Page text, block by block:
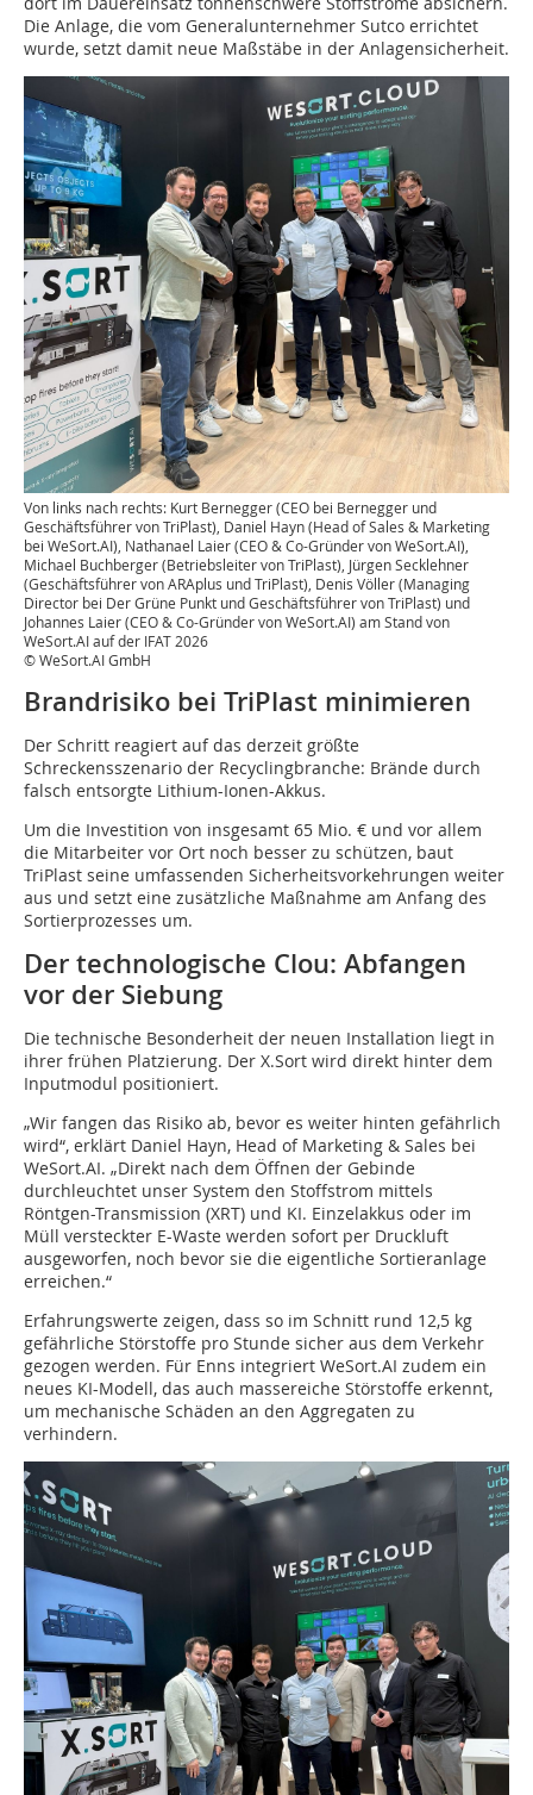
Die Anlage, die vom Generalunternehmer Sutco errichtet
wurde, setzt damit neue Maßstäbe in der Anlagensicherheit.
Von links nach rechts: Kurt Bernegger (CEO bei Bernegger und
Geschäftsführer von TriPlast), Daniel Hayn (Head of Sales & Marketing
bei WeSort.AI), Nathanael Laier (CEO & Co-Gründer von WeSort.AI),
Michael Buchberger (Betriebsleiter von TriPlast), Jürgen Secklehner
(Geschäftsführer von ARAplus und TriPlast), Denis Völler (Managing
Director bei Der Grüne Punkt und Geschäftsführer von TriPlast) und
Johannes Laier (CEO & Co-Gründer von WeSort.AI) am Stand von
WeSort.AI auf der IFAT 2026
© WeSort.AI GmbH
Brandrisiko bei TriPlast minimieren
Der Schritt reagiert auf das derzeit größte
Schreckensszenario der Recyclingbranche: Brände durch
falsch entsorgte Lithium-Ionen-Akkus.
Um die Investition von insgesamt 65 Mio. € und vor allem
die Mitarbeiter vor Ort noch besser zu schützen, baut
TriPlast seine umfassenden Sicherheitsvorkehrungen weiter
aus und setzt eine zusätzliche Maßnahme am Anfang des
Sortierprozesses um.
Der technologische Clou: Abfangen
vor der Siebung
Die technische Besonderheit der neuen Installation liegt in
ihrer frühen Platzierung. Der X.Sort wird direkt hinter dem
Inputmodul positioniert.
„Wir fangen das Risiko ab, bevor es weiter hinten gefährlich
wird“, erklärt Daniel Hayn, Head of Marketing & Sales bei
WeSort.AI. „Direkt nach dem Öffnen der Gebinde
durchleuchtet unser System den Stoffstrom mittels
Röntgen-Transmission (XRT) und KI. Einzelakkus oder im
Müll versteckter E-Waste werden sofort per Druckluft
ausgeworfen, noch bevor sie die eigentliche Sortieranlage
erreichen.“
Erfahrungswerte zeigen, dass so im Schnitt rund 12,5 kg
gefährliche Störstoffe pro Stunde sicher aus dem Verkehr
gezogen werden. Für Enns integriert WeSort.AI zudem ein
neues KI-Modell, das auch massereiche Störstoffe erkennt,
um mechanische Schäden an den Aggregaten zu
verhindern.